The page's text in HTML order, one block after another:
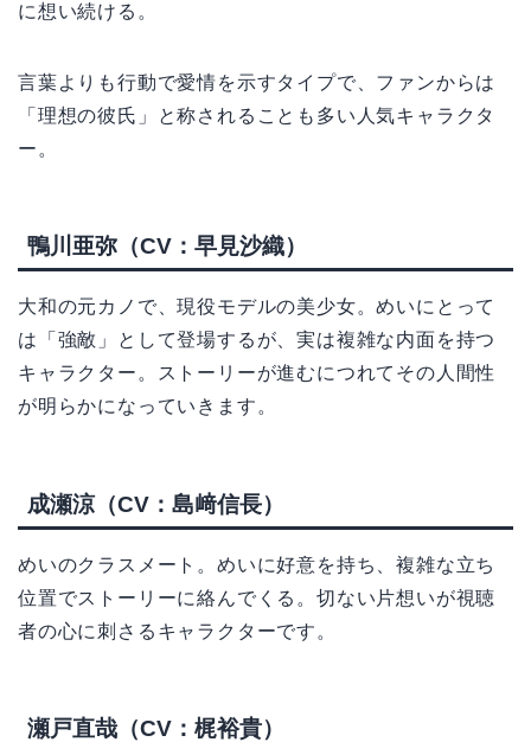
に想い続ける。
言葉よりも行動で愛情を示すタイプで、ファンからは
「理想の彼氏」と称されることも多い人気キャラクタ
ー。
鴨川亜弥（CV：早見沙織）
大和の元カノで、現役モデルの美少女。めいにとって
は「強敵」として登場するが、実は複雑な内面を持つ
キャラクター。ストーリーが進むにつれてその人間性
が明らかになっていきます。
成瀬涼（CV：島﨑信長）
めいのクラスメート。めいに好意を持ち、複雑な立ち
位置でストーリーに絡んでくる。切ない片想いが視聴
者の心に刺さるキャラクターです。
瀬戸直哉（CV：梶裕貴）